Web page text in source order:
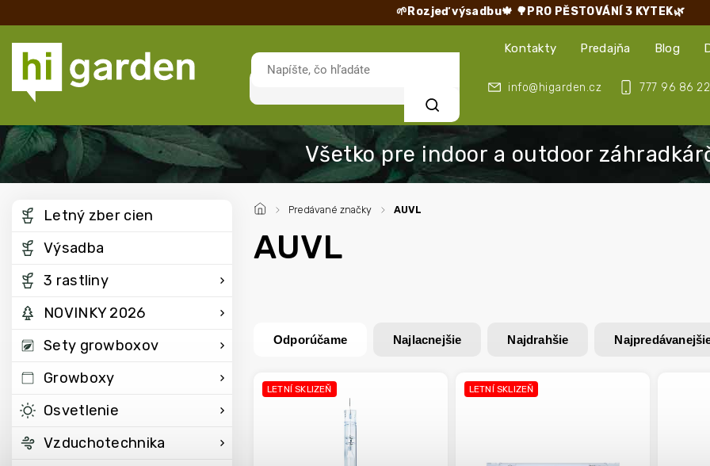
🌱Rozjeď výsadbu🍁 🌳PRO PĚSTOVÁNÍ 3 KYTEK🌿
777 96 86 22
info@higarden.cz
Kontakty Predajňa Blog
Hľadať
/ Predávané značky / AUVL
Letný zber cien
Výsadba
3 rastliny
NOVINKY 2026
Sety growboxov
Growboxy
Osvetlenie
Vzduchotechnika
AUVL
Odporúčame Najlacnejšie Najdrahšie
LETNÍ SKLIZEŇ LETNÍ SKLIZEŇ